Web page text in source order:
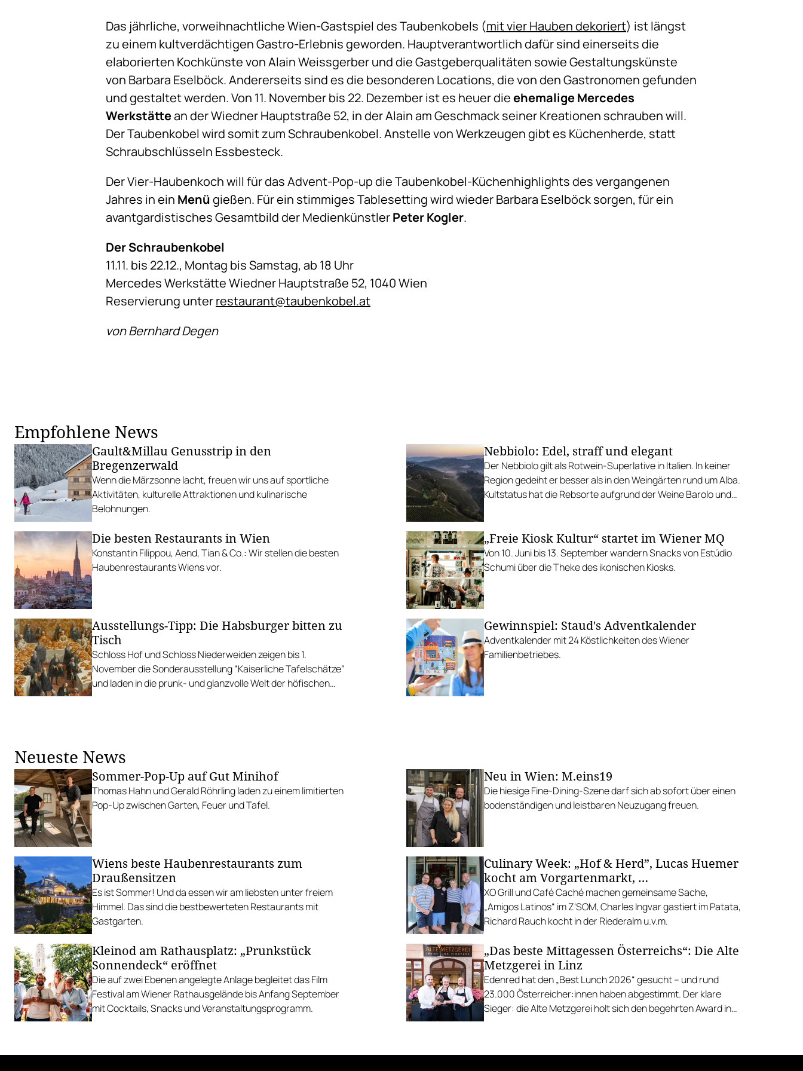
Das jährliche, vorweihnachtliche Wien-Gastspiel des Taubenkobels (mit vier Hauben dekoriert) ist längst
zu einem kultverdächtigen Gastro-Erlebnis geworden. Hauptverantwortlich dafür sind einerseits die
elaborierten Kochkünste von Alain Weissgerber und die Gastgeberqualitäten sowie Gestaltungskünste
von Barbara Eselböck. Andererseits sind es die besonderen Locations, die von den Gastronomen gefunden
und gestaltet werden. Von 11. November bis 22. Dezember ist es heuer dieehemalige Mercedes
Werkstättean der Wiedner Hauptstraße 52, in der Alain am Geschmack seiner Kreationen schrauben will.
Der Taubenkobel wird somit zum Schraubenkobel. Anstelle von Werkzeugen gibt es Küchenherde, statt
Schraubschlüsseln Essbesteck.
Der Vier-Haubenkoch will für das Advent-Pop-up die Taubenkobel-Küchenhighlights des vergangenen
Jahres in ein Menügießen. Für ein stimmiges Tablesetting wird wieder Barbara Eselböck sorgen, für ein
avantgardistisches Gesamtbild der MedienkünstlerPeter Kogler.
Der Schraubenkobel
11.11. bis 22.12., Montag bis Samstag, ab 18 Uhr
Mercedes Werkstätte Wiedner Hauptstraße 52, 1040 Wien
Reservierung unterrestaurant@taubenkobel.at
von Bernhard Degen
Empfohlene News
Gault&Millau Genusstrip in den
Bregenzerwald
Wenn die Märzsonne lacht, freuen wir uns auf sportliche
Aktivitäten, kulturelle Attraktionen und kulinarische
Belohnungen.
Nebbiolo: Edel, straff und elegant
Der Nebbiolo gilt als Rotwein-Superlative in Italien. In keiner
Region gedeiht er besser als in den Weingärten rund um Alba.
Kultstatus hat die Rebsorte aufgrund der Weine Barolo und
Die besten Restaurants in Wien
Konstantin Filippou, Aend, Tian & Co.: Wir stellen die besten
Haubenrestaurants Wiens vor.
„Freie Kiosk Kultur“ startet im Wiener MQ
Von 10. Juni bis 13. September wandern Snacks von Estúdio
Schumi über die Theke des ikonischen Kiosks.
Ausstellungs-Tipp: Die Habsburger bitten zu
Tisch
Schloss Hof und Schloss Niederweiden zeigen bis 1.
November die Sonderausstellung “Kaiserliche Tafelschätze”
und laden in die prunk- und glanzvolle Welt der höfischen
Gewinnspiel: Staud's Adventkalender
Adventkalender mit 24 Köstlichkeiten des Wiener
Familienbetriebes.
Neueste News
Sommer-Pop-Up auf Gut Minihof
Thomas Hahn und Gerald Röhrling laden zu einem limitierten
Pop-Up zwischen Garten, Feuer und Tafel.
Neu in Wien: M.eins19
Die hiesige Fine-Dining-Szene darf sich ab sofort über einen
bodenständigen und leistbaren Neuzugang freuen.
Wiens beste Haubenrestaurants zum
Draußensitzen
Es ist Sommer! Und da essen wir am liebsten unter freiem
Himmel. Das sind die bestbewerteten Restaurants mit
Gastgarten.
Culinary Week: „Hof & Herd”, Lucas Huemer
kocht am Vorgartenmarkt, …
XO Grill und Café Caché machen gemeinsame Sache,
„Amigos Latinos“ im Z'SOM, Charles Ingvar gastiert im Patata,
Richard Rauch kocht in der Riederalm u.v.m.
Kleinod am Rathausplatz: „Prunkstück
Sonnendeck“ eröffnet
Die auf zwei Ebenen angelegte Anlage begleitet das Film
Festival am Wiener Rathausgelände bis Anfang September
mit Cocktails, Snacks und Veranstaltungsprogramm.
„Das beste Mittagessen Österreichs“: Die Alte
Metzgerei in Linz
Edenred hat den „Best Lunch 2026“ gesucht – und rund
23.000 Österreicher:innen haben abgestimmt. Der klare
Sieger: die Alte Metzgerei holt sich den begehrten Award in